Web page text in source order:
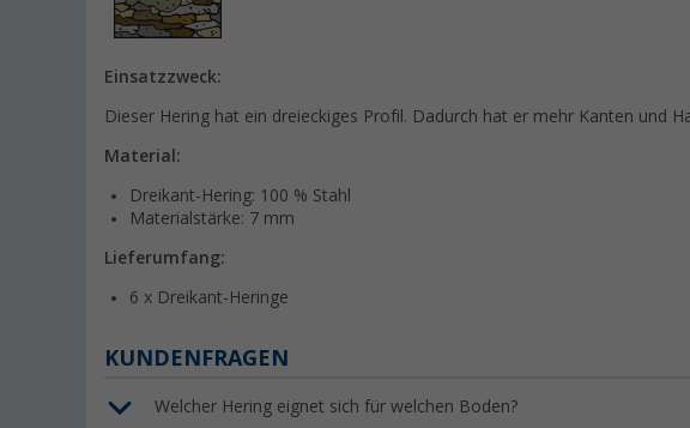
Einsatzzweck:
Dieser Hering hat ein dreieckiges Profil. Dadurch hat er mehr Kanten und
Material:
Dreikant-Hering: 100 % Stahl
Materialstärke: 7 mm
Lieferumfang:
6 x Dreikant-Heringe
KUNDENFRAGEN
Welcher Hering eignet sich für welchen Boden?